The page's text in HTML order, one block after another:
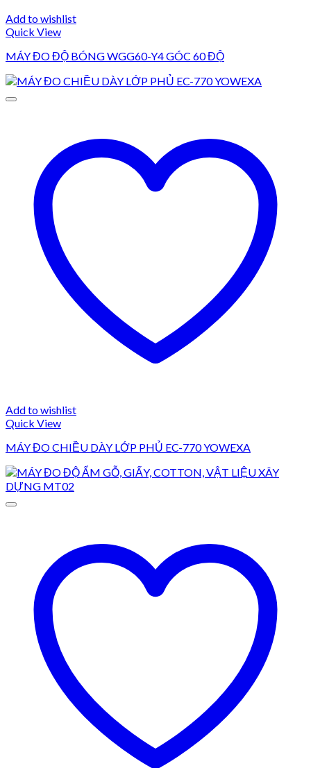
Add to wishlist
Quick View
MÁY ĐO ĐỘ BÓNG WGG60-Y4 GÓC 60 ĐỘ
Add to wishlist
Quick View
MÁY ĐO CHIỀU DÀY LỚP PHỦ EC-770 YOWEXA